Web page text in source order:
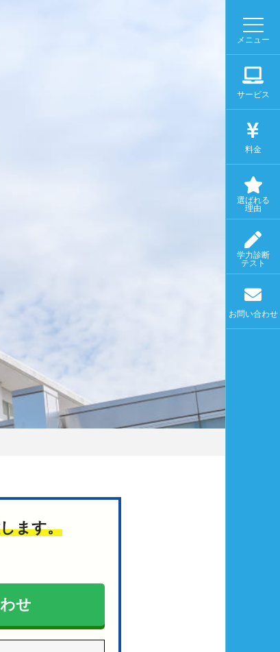
メニュー
サービス
料金
選ばれる
理由
学力診断
テスト
お問い合わせ
ます。
せ